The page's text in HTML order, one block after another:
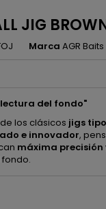
JIG
Marca AGR Baits
del fondo"
los clásicos jigs
e innovador,
máxima